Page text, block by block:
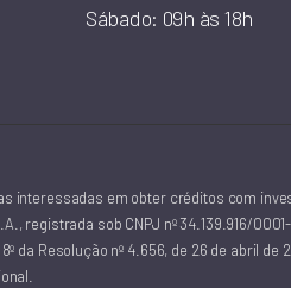
Sábado: 09h às 18h
interessadas em obter créditos com
registrada sob CNPJ nº 34.139.916/
Resolução nº 4.656, de 26 de abril de